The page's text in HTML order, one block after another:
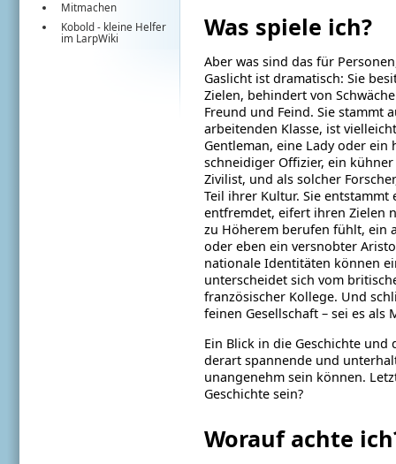
Mitmachen
Kobold - kleine Helfer
im LarpWiki Was spiele ich?
Aber was sind das für
Gaslicht ist dramatisch: Sie
Zielen, behindert von
Freund und Feind. Sie stammt
arbeitenden Klasse, ist
Gentleman, eine Lady oder
schneidiger Offizier, ein
Zivilist, und als solcher
Teil ihrer Kultur. Sie
entfremdet, eifert ihren Zielen
zu Höherem berufen fühlt, ein
oder eben ein versnobter
nationale Identitäten können
unterscheidet sich vom
französischer Kollege. Und
feinen Gesellschaft – sei es
Ein Blick in die Geschichte
derart spannende und
unangenehm sein können.
Geschichte sein?
Worauf achte